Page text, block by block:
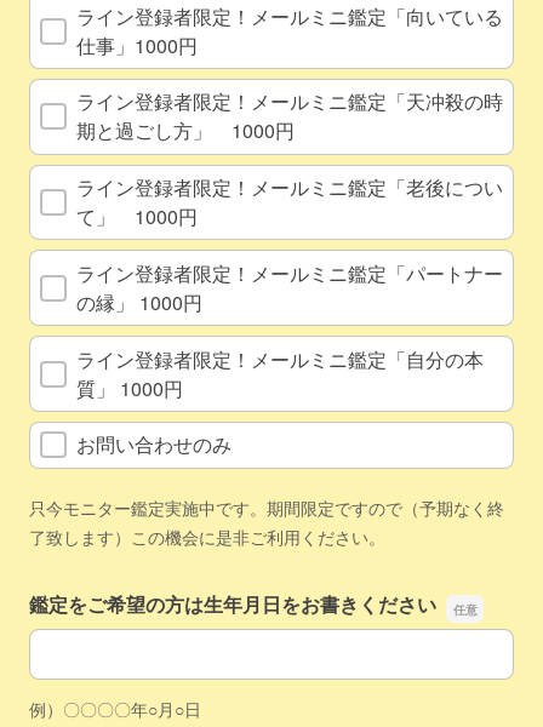
ライン登録者限定！メールミニ鑑定「向いている
仕事」1000円
ライン登録者限定！メールミニ鑑定「天冲殺の時
期と過ごし方」 1000円
ライン登録者限定！メールミニ鑑定「老後につい
て」 1000円
ライン登録者限定！メールミニ鑑定「パートナー
の縁」 1000円
ライン登録者限定！メールミニ鑑定「自分の本
質」 1000円
お問い合わせのみ
只今モニター鑑定実施中です。期間限定ですので（予期なく終
了致します）この機会に是非ご利用ください。
鑑定をご希望の方は生年月日をお書きください
鑑定をご希望の方は生年月日をお書きください
例）〇〇〇〇年○月○日